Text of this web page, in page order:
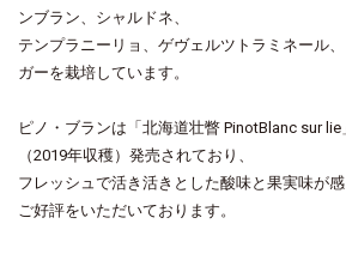
ンブラン、シャルドネ、
テンプラニーリョ、ゲヴェルツトラミネール
ガーを栽培しています。
ピノ・ブランは「北海道壮瞥 PinotBlanc sur
（2019年収穫）発売されており、
フレッシュで活き活きとした酸味と果実味が感
ご好評をいただいております。